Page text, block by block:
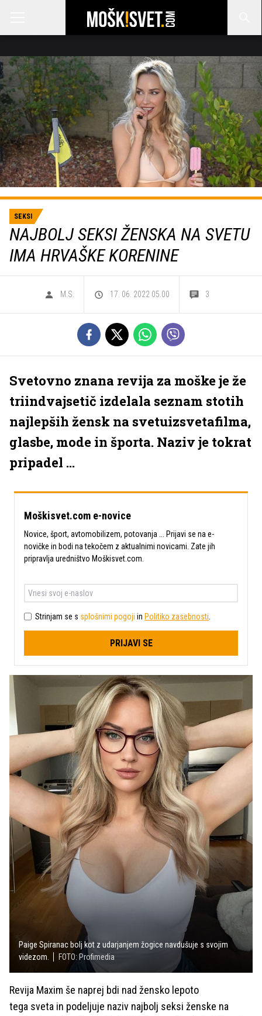
SEKSI
NAJBOLJ SEKSI ŽENSKA NA SVETU
IMA HRVAŠKE KORENINE
M.S. 17. 06. 2022 05.00 3
Svetovno znana revija za moške je že
triindvajsetič izdelala seznam stotih
najlepših žensk na svetuizsvetafilma,
glasbe, mode in športa. Naziv je tokrat
pripadel ...
Moškisvet.com e-novice
Novice, šport, avtomobilizem, potovanja ... Prijavi se na e-
novičke in bodi na tekočem z aktualnimi novicami. Zate jih
pripravlja uredništvo Moškisvet.com.
Strinjam se s splošnimi pogoji in Politiko zasebnosti
PRIJAVI SE
Paige Spiranac bolj kot z udarjanjem žogice navdušuje s svojim
videzom.
FOTO: Profimedia
Revija Maxim še naprej bdi nad žensko lepoto
tega sveta in podeljuje naziv najbolj seksi ženske na